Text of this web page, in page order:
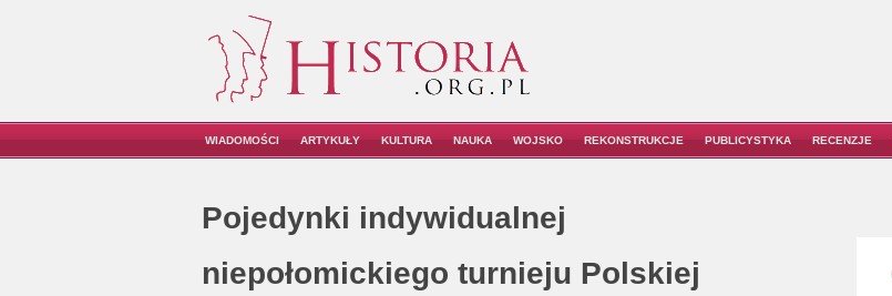
WIADOMOŚCI ARTYKUŁY KULTURA NAUKA WOJSKO REKONSTRUKCJE PUBLICYSTYKA RECENZJE
Pojedynki indywidualnej
niepołomickiego turnieju Polskiej